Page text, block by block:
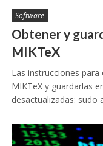
Software
Obtener y
MIKTeX
Las instrucciones
MIKTeX y guardarlas
desactualizadas: sudo